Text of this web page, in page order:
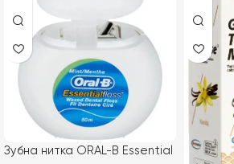
Зубна нитка ORAL-B Essential